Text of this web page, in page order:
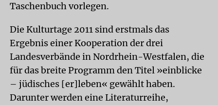
Taschenbuch vorlegen.
Die Kulturtage 2011 sind erstmals das
Ergebnis einer Kooperation der drei
Landesverbände in Nordrhein-Westfalen, die
für das breite Programm den Titel »einblicke
– jüdisches [er]leben« gewählt haben.
Darunter werden eine Literaturreihe,